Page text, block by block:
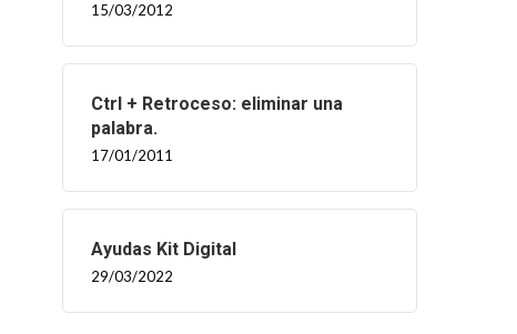
15/03/2012
Ctrl + Retroceso: eliminar una
palabra.
17/01/2011
Ayudas Kit Digital
29/03/2022